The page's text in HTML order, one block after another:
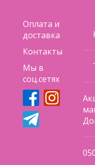
Оплата и
доставка
Контакты
Мы в
соц.сетях